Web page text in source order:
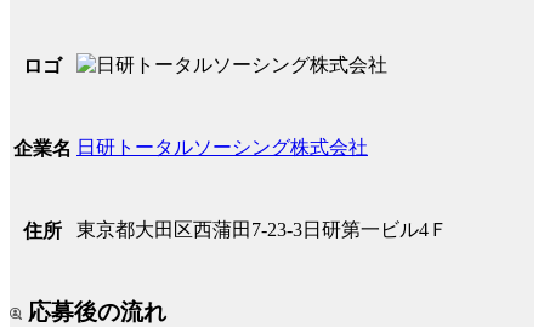
ロゴ
企業名 日研トータルソーシング株式会社
住所 東京都大田区西蒲田7-23-3日研第一ビル4Ｆ
応募後の流れ